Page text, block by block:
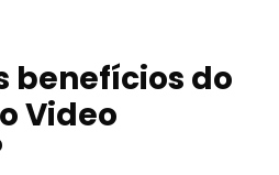
benefícios do
Video